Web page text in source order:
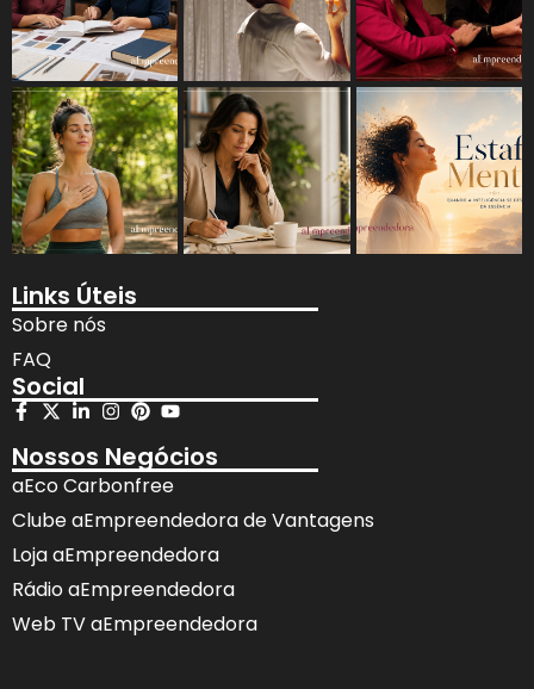
Links Úteis
Sobre nós
FAQ
Social
Nossos Negócios
aEco Carbonfree
Clube aEmpreendedora de Vantagens
Loja aEmpreendedora
Rádio aEmpreendedora
Web TV aEmpreendedora